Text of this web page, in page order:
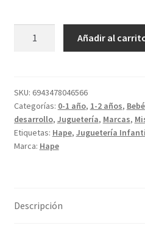
mordedores
adhesivos
cantidad
Añadir al
SKU: 6943478046566
Categorías: 0-1 año, 1-2 años,
desarrollo, Juguetería, Marcas,
Etiquetas: Hape, Juguetería
Marca: Hape
Descripción